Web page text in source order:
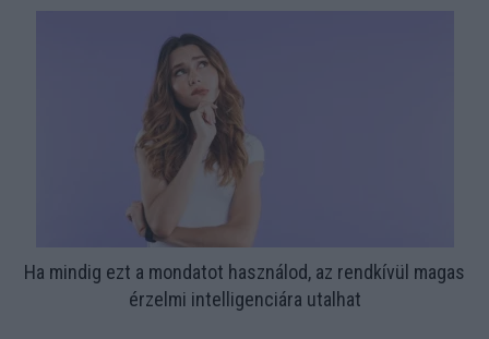
Ha mindig ezt a mondatot használod, az rendkívül magas
érzelmi intelligenciára utalhat